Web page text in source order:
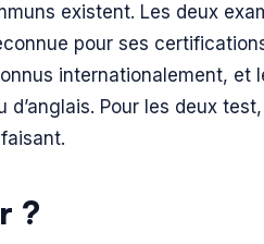
existent. Les deux
pour ses
internationalement, et
d’anglais. Pour les deux
?